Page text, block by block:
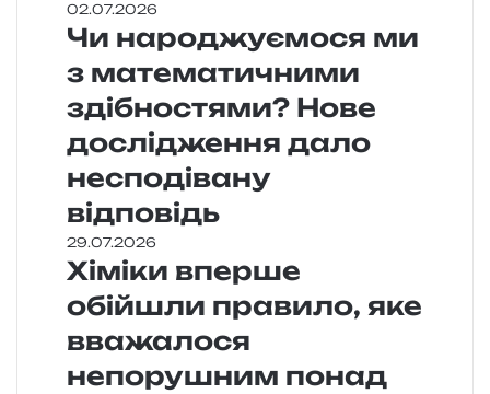
02.07.2026
Чи народжуємося ми
з математичними
здібностями? Нове
дослідження дало
несподівану
відповідь
29.07.2026
Хіміки вперше
обійшли правило, яке
вважалося
непорушним понад